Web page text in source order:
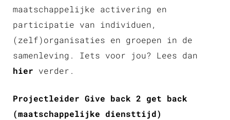
maatschappelijke activering en
participatie van individuen,
(zelf)organisaties en groepen in de
samenleving. Iets voor jou? Lees dan
hier verder.
Projectleider Give back 2 get back
(maatschappelijke diensttijd)